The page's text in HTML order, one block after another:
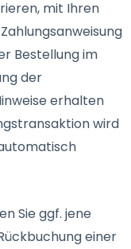
mit Ihren
Bestellung im
der
erhalten
wird
Sie ggf. jene
einer